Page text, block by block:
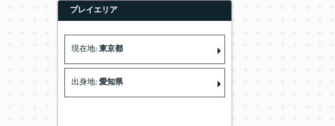
プレイエリア
現在地: 東京都
出身地: 愛知県